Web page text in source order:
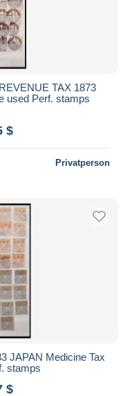
TAX 1873
used Perf. stamps
$
Privatperson
JAPAN Medicine Tax
stamps
$